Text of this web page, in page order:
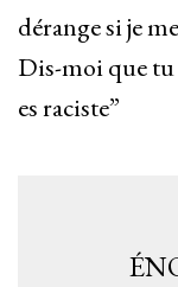
dérange si je
Dis-moi que tu
es raciste”